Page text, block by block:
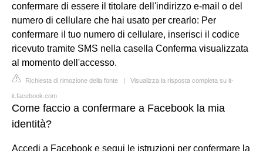
confermare di essere il titolare dell'indirizzo e-mail o del
numero di cellulare che hai usato per crearlo: Per
confermare il tuo numero di cellulare, inserisci il codice
ricevuto tramite SMS nella casella Conferma visualizzata
al momento dell'accesso.
Richiesta di rimozione della fonte | Visualizza la risposta completa su it-
it.facebook.com
Come faccio a confermare a Facebook la mia
identità?
Accedi a Facebook e segui le istruzioni per confermare la